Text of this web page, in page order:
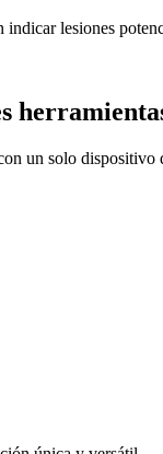
lesiones
un solo